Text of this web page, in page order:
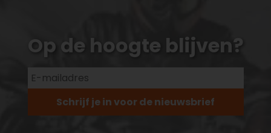
Op de hoogte blijven?
Schrijf je in voor de nieuwsbrief